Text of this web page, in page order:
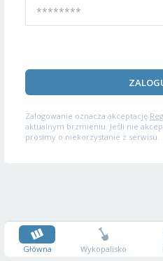
Zalogowanie oznacza akceptację
aktualnym brzmieniu. Jeśli nie
prosimy o niekorzystanie z serwisu.
Główna Wykopalisko